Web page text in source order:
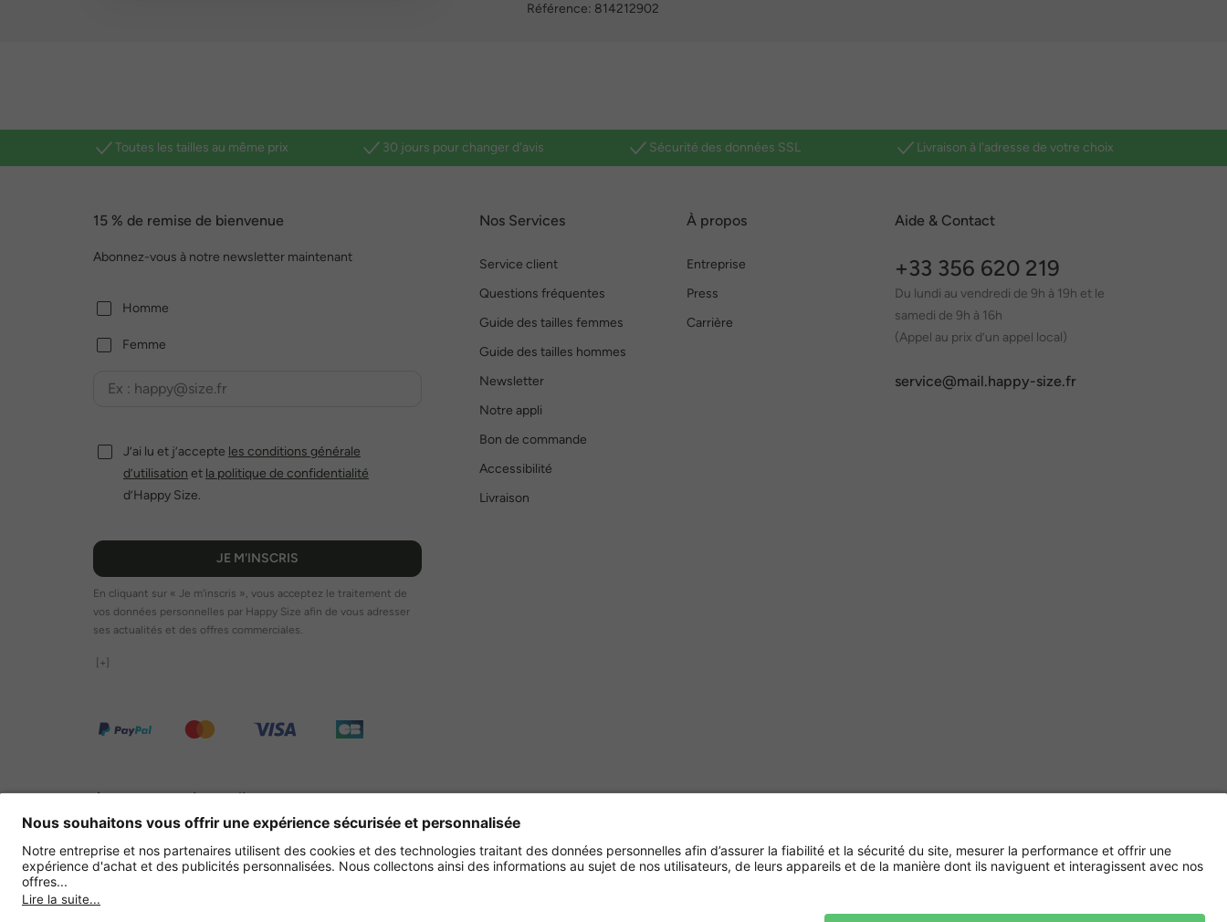
Référence: 814212902
Toutes les tailles au même prix 30 jours pour changer d'avis Sécurité des données SSL Livraison à l'adresse de votre choix
15 % de remise de bienvenue
Abonnez-vous à notre newsletter maintenant
Homme
Femme
J’ai lu et j’accepte les conditions générale
d’utilisation et la politique de confidentialité
d’Happy Size.
JE M'INSCRIS
En cliquant sur « Je m'inscris », vous acceptez le traitement de
vos données personnelles par Happy Size afin de vous adresser
ses actualités et des offres commerciales.
[+]
Nos Services
Service client
Questions fréquentes
Guide des tailles femmes
Guide des tailles hommes
Newsletter
Notre appli
Bon de commande
Accessibilité
Livraison
À propos
Entreprise
Press
Carrière
Aide & Contact
+33 356 620 219
Du lundi au vendredi de 9h à 19h et le
samedi de 9h à 16h
(Appel au prix d’un appel local)
service@mail.happy-size.fr
Autres magasins en ligne
Achetez en toute sécurité
avec :